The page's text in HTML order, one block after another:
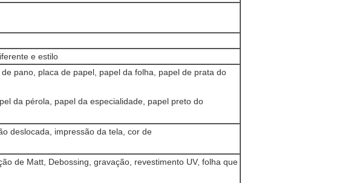
e estilo
pano, placa de papel, papel da folha, papel de prata do
da pérola, papel da especialidade, papel preto do
deslocada, impressão da tela, cor de
de Matt, Debossing, gravação, revestimento UV, folha que